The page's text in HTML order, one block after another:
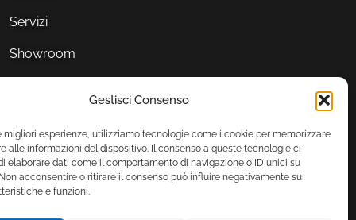
Gestisci Consenso
migliori esperienze, utilizziamo tecnologie come i cookie per memorizzare
alle informazioni del dispositivo. Il consenso a queste tecnologie ci
elaborare dati come il comportamento di navigazione o ID unici su
acconsentire o ritirare il consenso può influire negativamente su
e funzioni.
Servizi
Showroom